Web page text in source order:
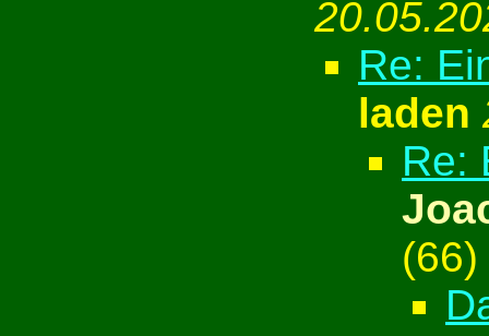
Re:
laden
Re:
(66)